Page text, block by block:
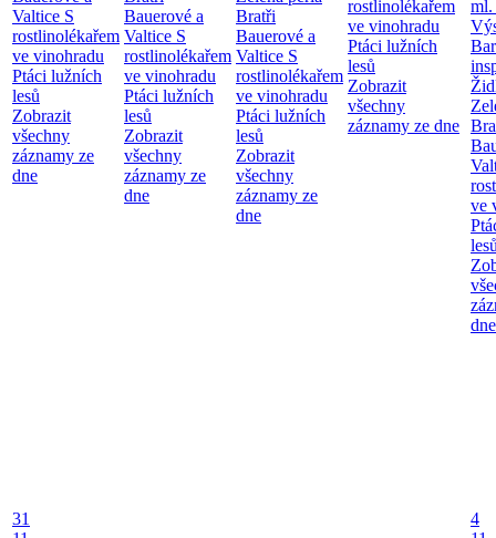
Valtice S
rostlinolékařem
ve vinohradu
Ptáci lužních
lesů
Zobrazit
všechny
záznamy ze
dne
Bauerové a
Valtice S
rostlinolékařem
ve vinohradu
Ptáci lužních
lesů
Zobrazit
všechny
záznamy ze
dne
Bratři
Bauerové a
Valtice S
rostlinolékařem
ve vinohradu
Ptáci lužních
lesů
Zobrazit
všechny
záznamy ze
dne
rostlinolékařem
ve vinohradu
Ptáci lužních
lesů
Zobrazit
všechny
záznamy ze dne
ml.
ve
dne
31
4